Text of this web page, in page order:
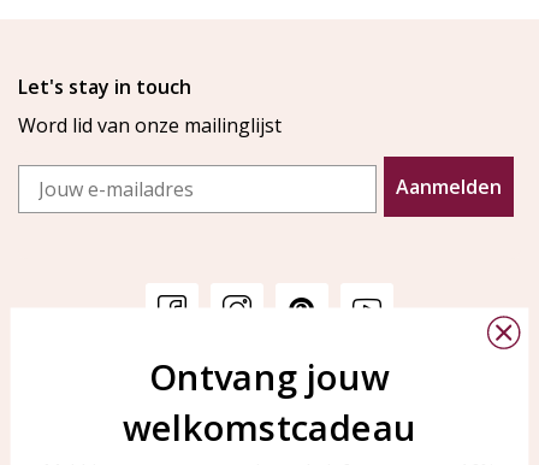
Let's stay in touch
Word lid van onze mailinglijst
Email
Aanmelden
Veelgestelde vragen
KAYA Sieraden
Bellen of WhatsApp Ma-Vr
tussen 09:00-17:00
Ontvang jouw
welkomstcadeau